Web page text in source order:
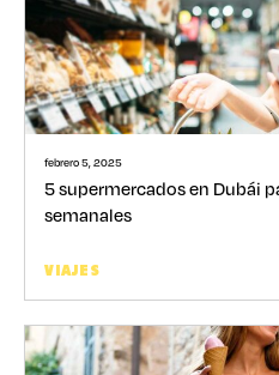
febrero 5, 2025
5 supermercados en Dubái
semanales
VIAJES